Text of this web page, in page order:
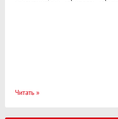
Читать »